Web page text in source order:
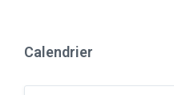
Calendrier